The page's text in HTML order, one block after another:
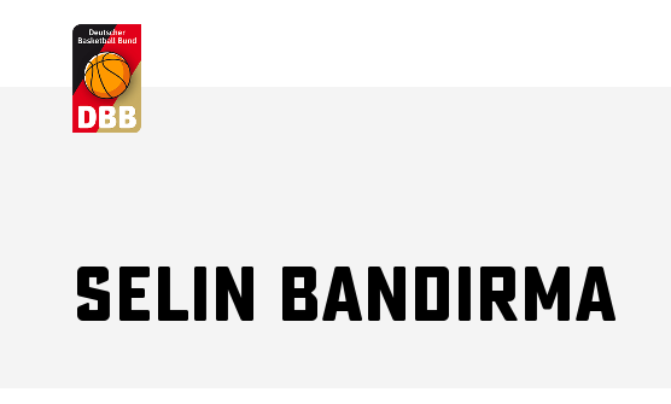
Suchvorschläge
Selin Bandirma